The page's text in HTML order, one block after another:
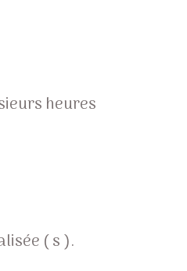
heures
( s ).